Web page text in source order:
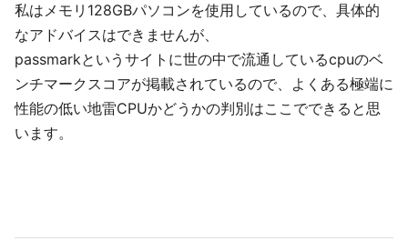
私はメモリ128GBパソコンを使用しているので、具体的
なアドバイスはできませんが、
passmarkというサイトに世の中で流通しているcpuのベ
ンチマークスコアが掲載されているので、よくある極端に
性能の低い地雷CPUかどうかの判別はここでできると思
います。